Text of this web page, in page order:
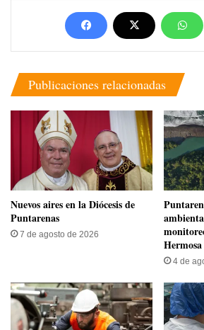
Publicaciones relacionadas
​Nuevos aires en la Diócesis de
Puntarenas
7 de agosto de 2026
Hermosa
4 de